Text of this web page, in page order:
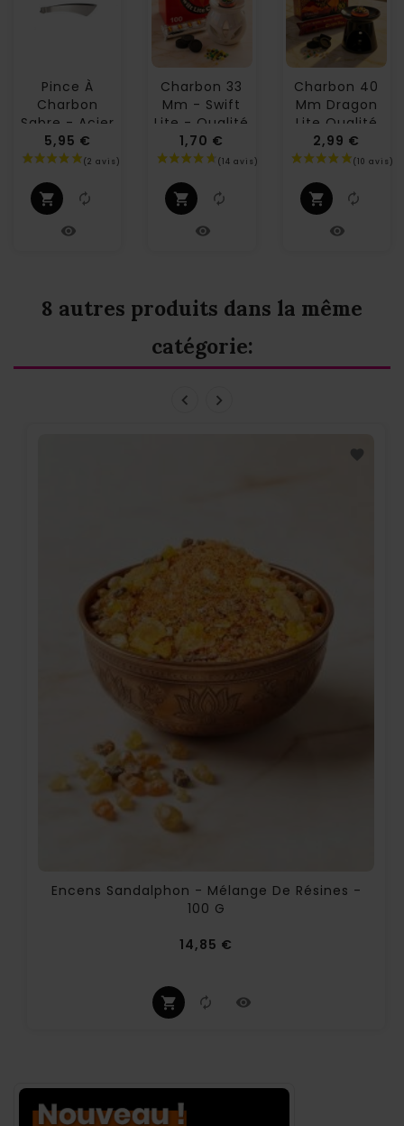
Pince À
Charbon
Sabre - Acier
- 16cm
5,95 €
Charbon 33
Mm - Swift
Lite - Qualité
Supérieure...
1,70 €
Charbon 40
Mm Dragon
Lite Qualité
Supérieure -...
2,99 €
8 autres produits dans la même
catégorie:
Encens Sandalphon - Mélange De Résines -
100 G
14,85 €